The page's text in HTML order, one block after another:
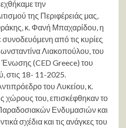
την
της Περιφέρειάς μας,
κ. Φανή Μπαχαρίδου, η
από τις κυρίες
Λιακοπούλου, του
(CED Greece) του
στις 18- 11-2025.
του Λυκείου, κ.
χώρους του, επισκέφθηκαν το
Ενδυμασιών και
σχέδια και τις ανάγκες του